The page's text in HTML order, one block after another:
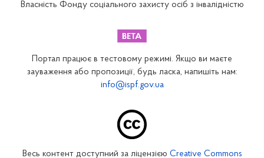
Закарпатське відділення
Запорізьке відділення
Власність Фонду соціального захисту осіб з інвалідністю
Портал працює в тестовому режимі. Якщо ви маєте
зауваження або пропозиції, будь ласка, напишіть нам:
info@ispf.gov.ua
Весь контент доступний за ліцензією Creative Commons